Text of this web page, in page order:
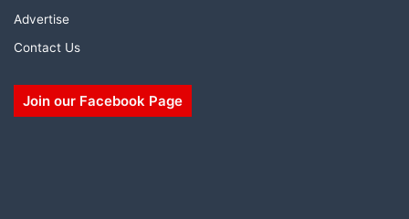
Advertise
Contact Us
Join our Facebook Page